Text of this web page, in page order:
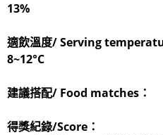
13%
適飲溫度/ Serving
8~12°C
建議搭配/ Food matches：
得獎紀錄/Score：